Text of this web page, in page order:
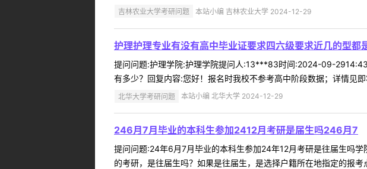
吉林农业大学考研问题 本站小编 吉林农业大学 2024-12-29
护理护理专业有没有高中毕业证要求四六级要求近几的型都
提问问题:护理学院:护理学院提问人:13***83时间:2024-09-
有多少？回复内容:您好！报名时我校不参考高中阶段数据；详情见
北华大学考研问题 本站小编 北华大学 2024-12-29
246月7月毕业的本科生参加2412月考研是届生吗246月7
提问问题:24年6月7月毕业的本科生参加24年12月考研是往届生吗
的考研，是往届生吗？如果是往届生，是选择户籍所在地指定的报